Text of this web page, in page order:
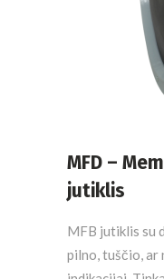
MFD –
jutiklis
MFB jutiklis su
pilno, tuščio,